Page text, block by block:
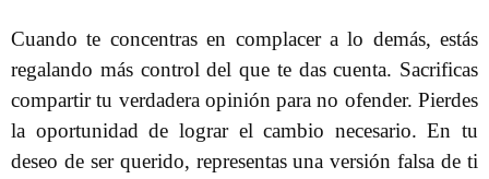
Cuando te concentras en complacer a lo demás, estás
regalando más control del que te das cuenta. Sacrificas
compartir tu verdadera opinión para no ofender. Pierdes
la oportunidad de lograr el cambio necesario. En tu
deseo de ser querido, representas una versión falsa de ti